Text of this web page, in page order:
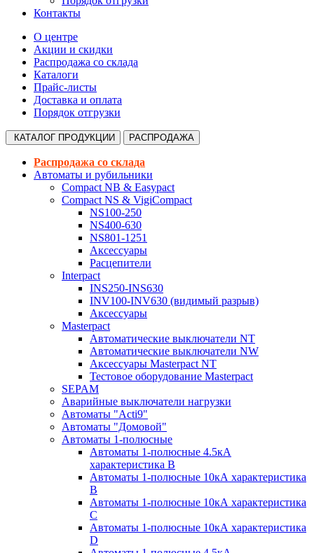
Контакты
О центре
Акции и скидки
Распродажа со склада
Каталоги
Прайс-листы
Доставка и оплата
Порядок отгрузки
КАТАЛОГ ПРОДУКЦИИ РАСПРОДАЖА
Распродажа со склада
Автоматы и рубильники
Compact NB & Easypact
Compact NS & VigiCompact
NS100-250
NS400-630
NS801-1251
Аксессуары
Расцепители
Interpact
INS250-INS630
INV100-INV630 (видимый разрыв)
Аксессуары
Masterpact
Автоматические выключатели NT
Автоматические выключатели NW
Аксессуары Masterpact NT
Тестовое оборудование Masterpact
SEPAM
Аварийные выключатели нагрузки
Автоматы "Acti9"
Автоматы "Домовой"
Автоматы 1-полюсные
Автоматы 1-полюсные 4.5кА
характеристика В
Автоматы 1-полюсные 10кА характеристика
B
Автоматы 1-полюсные 10кА характеристика
C
Автоматы 1-полюсные 10кА характеристика
D